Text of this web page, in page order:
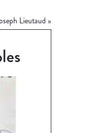
Lieutaud »